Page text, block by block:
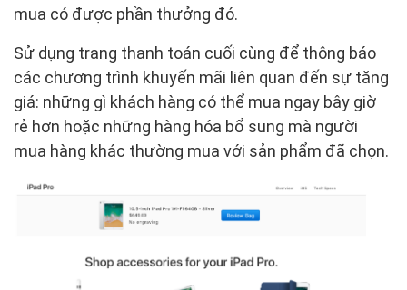
mua có được phần thưởng đó.
Sử dụng trang thanh toán cuối cùng để thông báo
các chương trình khuyến mãi liên quan đến sự tăng
giá: những gì khách hàng có thể mua ngay bây giờ
rẻ hơn hoặc những hàng hóa bổ sung mà người
mua hàng khác thường mua với sản phẩm đã chọn.